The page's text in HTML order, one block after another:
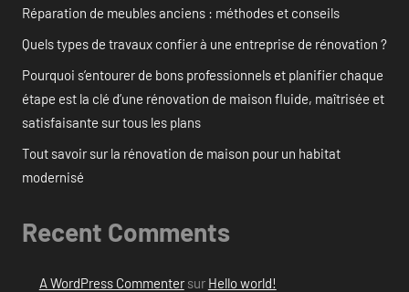
Réparation de meubles anciens : méthodes et conseils
Quels types de travaux confier à une entreprise de rénovation ?
Pourquoi s’entourer de bons professionnels et planifier chaque
étape est la clé d’une rénovation de maison fluide, maîtrisée et
satisfaisante sur tous les plans
Tout savoir sur la rénovation de maison pour un habitat
modernisé
Recent Comments
A WordPress Commentersur Hello world!